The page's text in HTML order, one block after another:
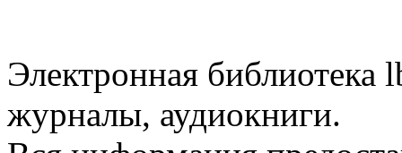
Электронная библиотека
журналы, аудиокниги.